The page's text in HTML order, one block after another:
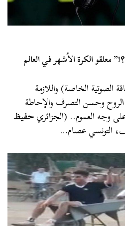
معلقو الكرة الأشهر في العالم
الصوتية الخاصة) واللازمة
الروح وحسن التصرف والإحاطة
وجه العموم.. (الجزائريحفيظ
التونسي عصام…